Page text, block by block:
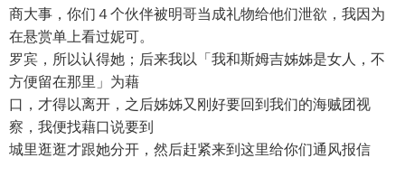
商大事，你们４个伙伴被明哥当成礼物给他们泄欲，我因为
在悬赏单上看过妮可。
罗宾，所以认得她；后来我以「我和斯姆吉姊姊是女人，不
方便留在那里」为藉
口，才得以离开，之后姊姊又刚好要回到我们的海贼团视
察，我便找藉口说要到
城里逛逛才跟她分开，然后赶紧来到这里给你们通风报信